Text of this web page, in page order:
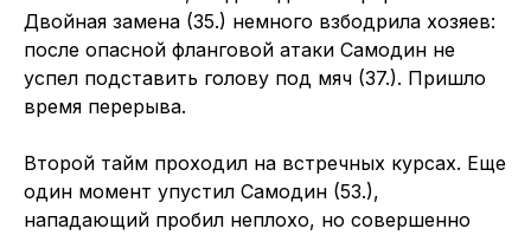
Двойная замена (35.) немного взбодрила хозяев:
после опасной фланговой атаки Самодин не
успел подставить голову под мяч (37.). Пришло
время перерыва.
Второй тайм проходил на встречных курсах. Еще
один момент упустил Самодин (53.),
нападающий пробил неплохо, но совершенно